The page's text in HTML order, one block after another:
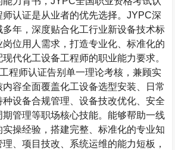
认证是从业者的优先选择。JYPC深
年，深度贴合化工行业新设备技术标
位用人需求，打造专业化、标准化的
代化工设备工程师的职业能力要求。
程师认证告别单一理论考核，兼顾实
容全面覆盖化工设备选型安装、日常
设备合规管理、设备技改优化、安全
管理等职场核心技能。能够帮助一线
操经验，搭建完整、标准化的专业知
、项目技改、系统运维的能力短板，